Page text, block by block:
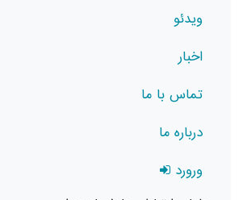
ویدئو
اخبار
تماس با ما
درباره ما
ورورد